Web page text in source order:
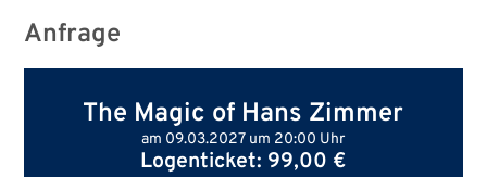
Anfrage
The Magic of Hans Zimmer
am 09.03.2027 um 20:00 Uhr
Logenticket: 99,00 €